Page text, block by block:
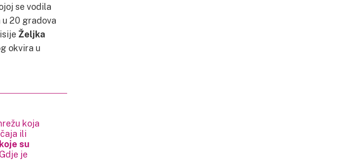
se vodila
u 20 gradova
Željka
okvira u
koja
ili
su
Gdje je